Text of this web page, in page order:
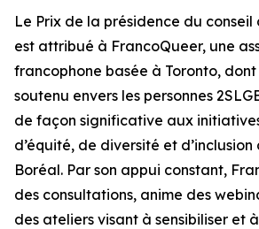
Le Prix de la présidence du conseil
est attribué à FrancoQueer, une
francophone basée à Toronto,
soutenu envers les personnes
de façon significative aux
d’équité, de diversité et
Boréal. Par son appui constant,
des consultations, anime des
des ateliers visant à sensibiliser et